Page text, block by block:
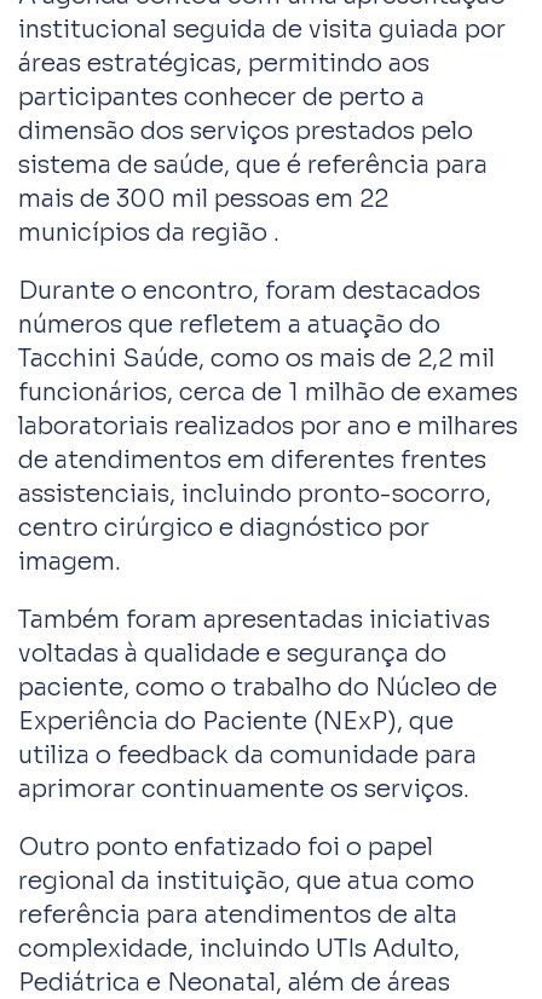
institucional seguida de visita guiada por
áreas estratégicas, permitindo aos
participantes conhecer de perto a
dimensão dos serviços prestados pelo
sistema de saúde, que é referência para
mais de 300 mil pessoas em 22
municípios da região .
Durante o encontro, foram destacados
números que refletem a atuação do
Tacchini Saúde, como os mais de 2,2 mil
funcionários, cerca de 1 milhão de exames
laboratoriais realizados por ano e milhares
de atendimentos em diferentes frentes
assistenciais, incluindo pronto-socorro,
centro cirúrgico e diagnóstico por
imagem.
Também foram apresentadas iniciativas
voltadas à qualidade e segurança do
paciente, como o trabalho do Núcleo de
Experiência do Paciente (NExP), que
utiliza o feedback da comunidade para
aprimorar continuamente os serviços.
Outro ponto enfatizado foi o papel
regional da instituição, que atua como
referência para atendimentos de alta
complexidade, incluindo UTIs Adulto,
Pediátrica e Neonatal, além de áreas